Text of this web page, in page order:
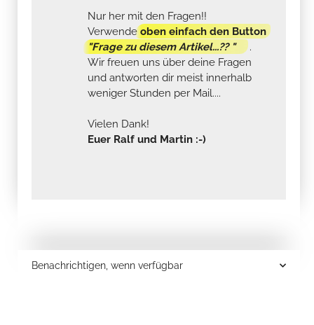
Nur her mit den Fragen!!
Verwendeoben einfach den Button
"Frage zu diesem Artikel...?? "
.
Wir freuen uns über deine Fragen
und antworten dir meist innerhalb
weniger Stunden per Mail....
Vielen Dank!
Euer Ralf und Martin :-)
Benachrichtigen, wenn verfügbar